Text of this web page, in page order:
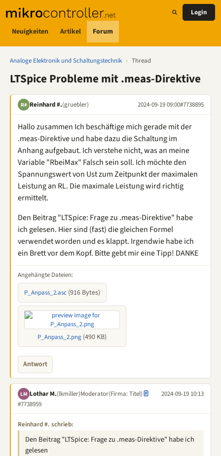
Neuigkeiten Artikel Forum
Login
Analoge Elektronik und Schaltungstechnik › Thread
LTSpice Probleme mit .meas-Direktive
R# Reinhard #.(gruebler) 2024-09-19 09:00#7738895
Hallo zusammen Ich beschäftige mich gerade mit der
.meas-Direktive und habe dazu die Schaltung im
Anhang aufgebaut. Ich verstehe nicht, was an meine
Variable "RbeiMax" Falsch sein soll. Ich möchte den
Spannungswert von Ust zum Zeitpunkt der maximalen
Leistung an RL. Die maximale Leistung wird richtig
ermittelt.
Den Beitrag "LTSpice: Frage zu .meas-Direktive" habe
ich gelesen. Hier sind (fast) die gleichen Formel
verwendet worden und es klappt. Irgendwie habe ich
ein Brett vor dem Kopf. Bitte gebt mir eine Tipp! DANKE
Angehängte Dateien:
P_Anpass_2.asc (916 Bytes)
P_Anpass_2.png (490 KB)
Antwort
LM Lothar M.(lkmiller)Moderator(Firma: Titel)
2024-09-19 10:13
#7738959
Reinhard #. schrieb:
Den Beitrag "LTSpice: Frage zu .meas-Direktive" habe ich
gelesen